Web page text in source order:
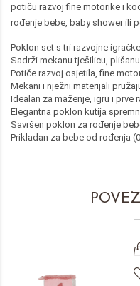
potiču razvoj fine motorike i
rođenje bebe, baby shower ili
Poklon set s tri razvojne
Sadrži mekanu tješilicu,
Potiče razvoj osjetila, fine
Mekani i nježni materijali
Idealan za maženje, igru i prve
Elegantna poklon kutija
Savršen poklon za rođenje
Prikladan za bebe od rođenja